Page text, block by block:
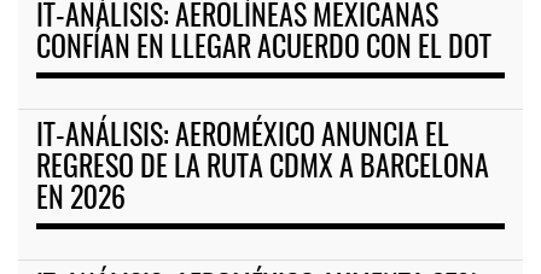
IT-ANÁLISIS: AEROLÍNEAS MEXICANAS
CONFÍAN EN LLEGAR ACUERDO CON EL DOT
IT-ANÁLISIS: AEROMÉXICO ANUNCIA EL
REGRESO DE LA RUTA CDMX A BARCELONA
EN 2026